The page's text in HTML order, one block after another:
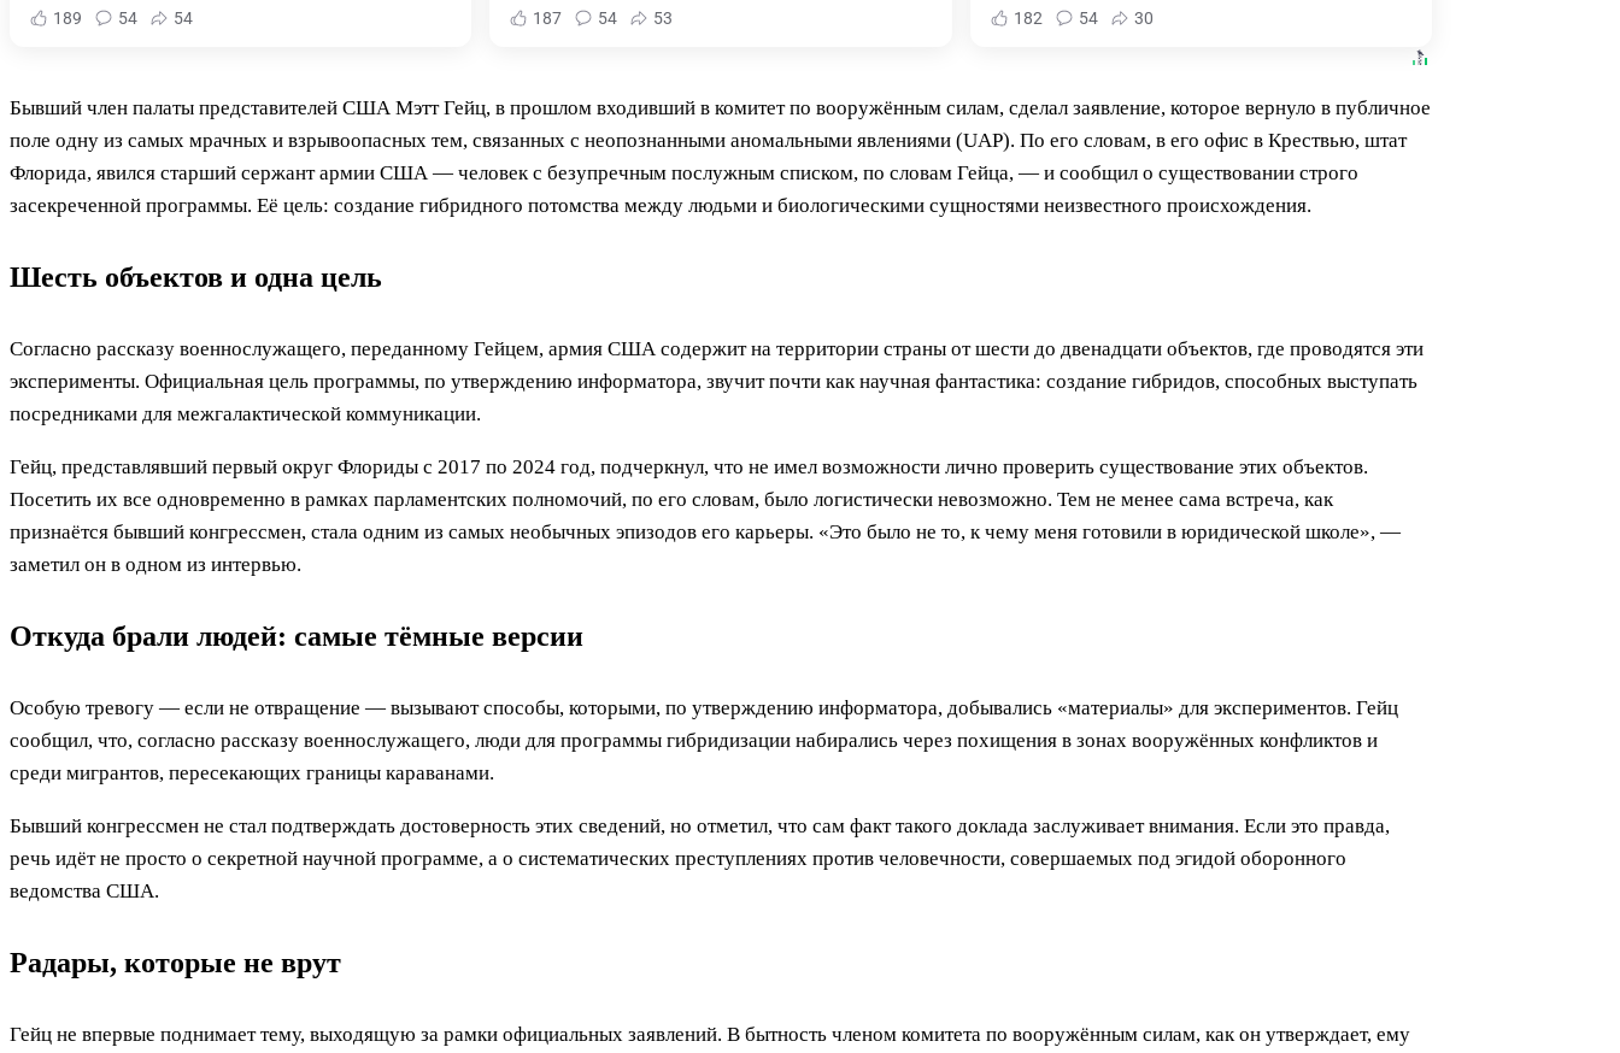
189 54 54 187 54 53 182 54 30
Бывший член палаты представителей США Мэтт Гейц, в прошлом входивший в комитет по вооружённым силам, сделал заявление, которое вернуло в публичное
поле одну из самых мрачных и взрывоопасных тем, связанных с неопознанными аномальными явлениями (UAP). По его словам, в его офис в Крествью, штат
Флорида, явился старший сержант армии США — человек с безупречным послужным списком, по словам Гейца, — и сообщил о существовании строго
засекреченной программы. Её цель: создание гибридного потомства между людьми и биологическими сущностями неизвестного происхождения.
Шесть объектов и одна цель
Согласно рассказу военнослужащего, переданному Гейцем, армия США содержит на территории страны от шести до двенадцати объектов, где проводятся эти
эксперименты. Официальная цель программы, по утверждению информатора, звучит почти как научная фантастика: создание гибридов, способных выступать
посредниками для межгалактической коммуникации.
Гейц, представлявший первый округ Флориды с 2017 по 2024 год, подчеркнул, что не имел возможности лично проверить существование этих объектов.
Посетить их все одновременно в рамках парламентских полномочий, по его словам, было логистически невозможно. Тем не менее сама встреча, как
признаётся бывший конгрессмен, стала одним из самых необычных эпизодов его карьеры. «Это было не то, к чему меня готовили в юридической школе», —
заметил он в одном из интервью.
Откуда брали людей: самые тёмные версии
Особую тревогу — если не отвращение — вызывают способы, которыми, по утверждению информатора, добывались «материалы» для экспериментов. Гейц
сообщил, что, согласно рассказу военнослужащего, люди для программы гибридизации набирались через похищения в зонах вооружённых конфликтов и
среди мигрантов, пересекающих границы караванами.
Бывший конгрессмен не стал подтверждать достоверность этих сведений, но отметил, что сам факт такого доклада заслуживает внимания. Если это правда,
речь идёт не просто о секретной научной программе, а о систематических преступлениях против человечности, совершаемых под эгидой оборонного
ведомства США.
Радары, которые не врут
Гейц не впервые поднимает тему, выходящую за рамки официальных заявлений. В бытность членом комитета по вооружённым силам, как он утверждает, ему